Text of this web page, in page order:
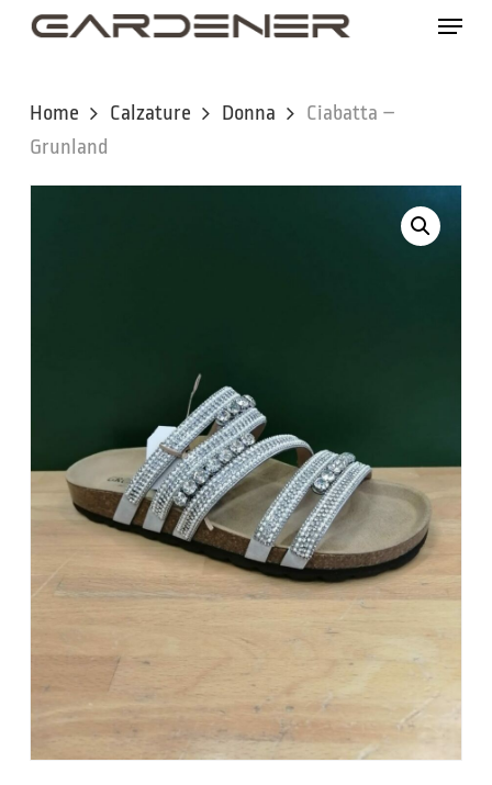
Skip
content
Menu
Home Calzature Donna
Ciabatta –
Grunland